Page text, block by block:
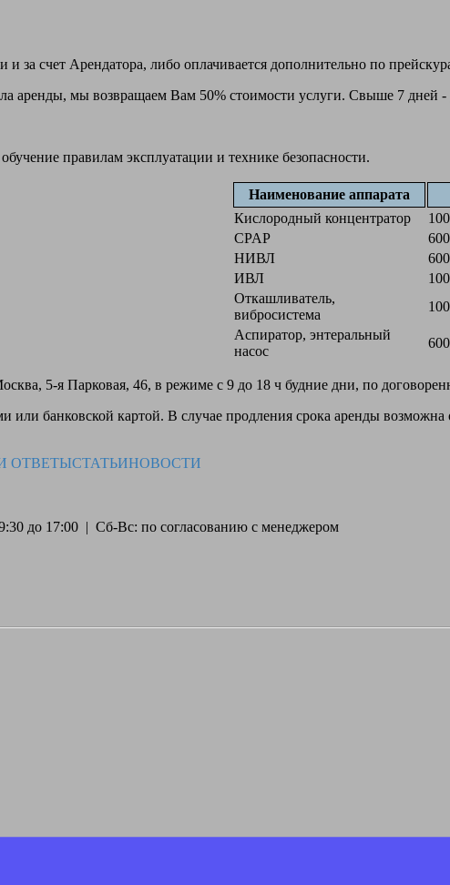
за счет Арендатора, либо оплачивается дополнительно по
аренды, мы возвращаем Вам 50% стоимости услуги. Свыше 7 дней -
правилам эксплуатации и технике безопасности.
Наименование аппарата
Кислородный концентратор
CPAP
НИВЛ
ИВЛ
Откашливатель,
вибросистема
Аспиратор, энтеральный
насос
5-я Парковая, 46, в режиме с 9 до 18 ч будние дни, по
или банковской картой. В случае продления срока аренды
ОТВЕТЫСТАТЬИНОВОСТИ
до 17:00 | Сб-Вс: по согласованию с менеджером